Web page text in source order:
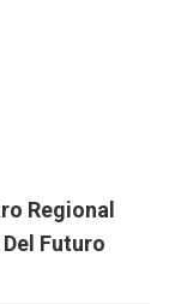
Regional
Futuro